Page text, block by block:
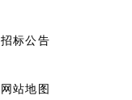
招标公告
网站地图